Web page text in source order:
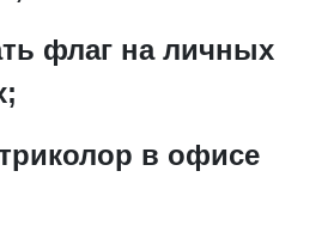
флаг на личных
в офисе